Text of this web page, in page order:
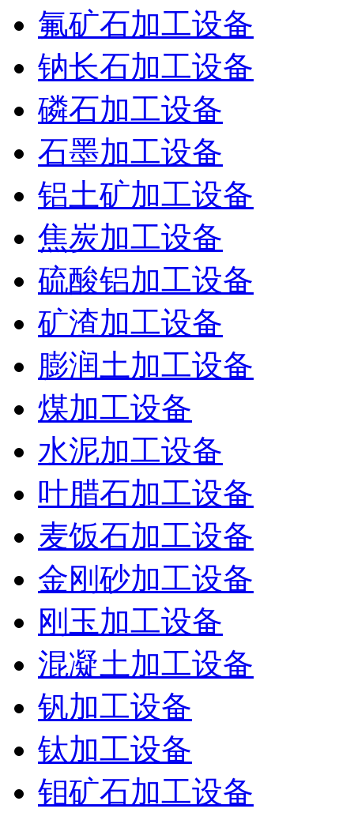
氟矿石加工设备
钠长石加工设备
磷石加工设备
石墨加工设备
铝土矿加工设备
焦炭加工设备
硫酸铝加工设备
矿渣加工设备
膨润土加工设备
煤加工设备
水泥加工设备
叶腊石加工设备
麦饭石加工设备
金刚砂加工设备
刚玉加工设备
混凝土加工设备
钒加工设备
钛加工设备
钼矿石加工设备